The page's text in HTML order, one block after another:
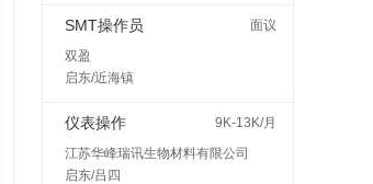
SMT操作员
面议
双盈
启东/近海镇
仪表操作
9K-13K/月
江苏华峰瑞讯生物材料有限公司
启东/吕四